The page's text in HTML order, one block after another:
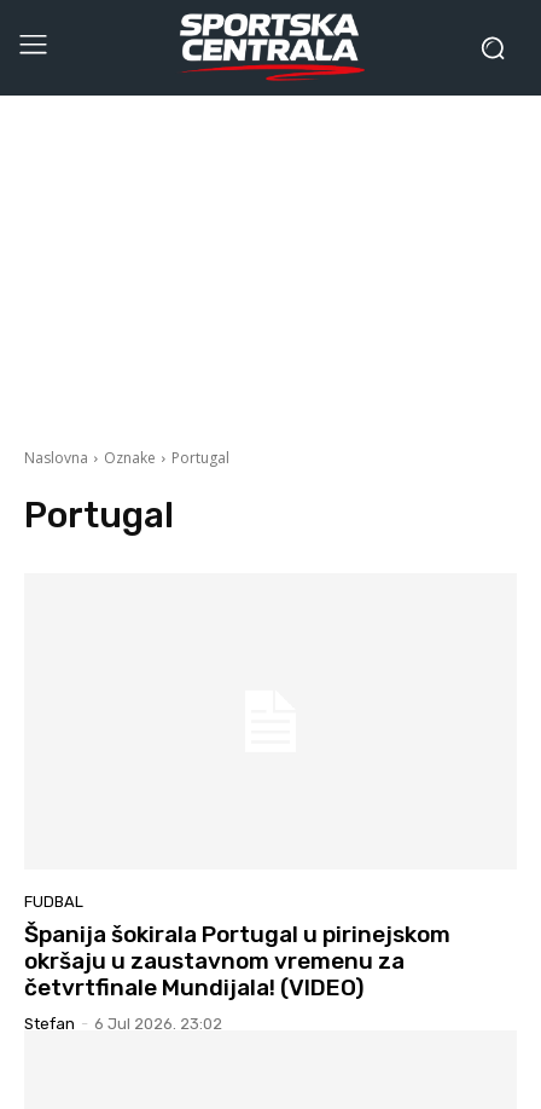
Naslovna Oznake Portugal
Portugal
FUDBAL
Španija šokirala Portugal u pirinejskom
okršaju u zaustavnom vremenu za
četvrtfinale Mundijala! (VIDEO)
Stefan - 6 Jul 2026. 23:02